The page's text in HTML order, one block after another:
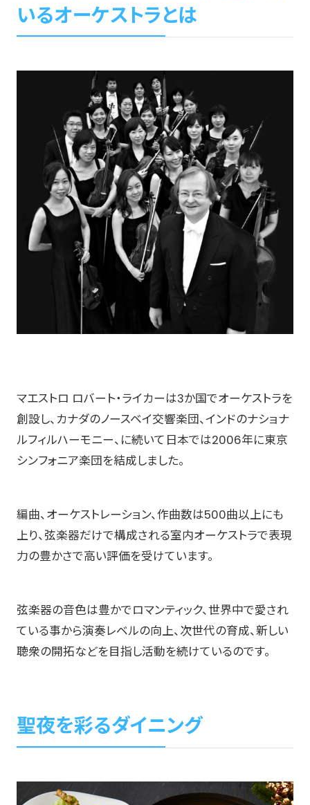
いるオーケストラとは
マエストロ ロバート・ライカーは3か国でオーケストラを
創設し、カナダのノースベイ交響楽団、インドのナショナ
ルフィルハーモニー、に続いて日本では2006年に東京
シンフォニア楽団を結成しました。
編曲、オーケストレーション、作曲数は500曲以上にも
上り、弦楽器だけで構成される室内オーケストラで表現
力の豊かさで高い評価を受けています。
弦楽器の音色は豊かでロマンティック、世界中で愛され
ている事から演奏レベルの向上、次世代の育成、新しい
聴衆の開拓などを目指し活動を続けているのです。
聖夜を彩るダイニング